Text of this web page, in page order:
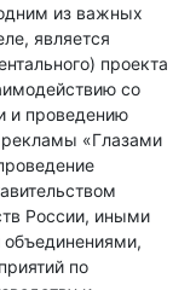
из важных
является
проекта
со
и проведению
рекламы «Глазами
России, иными
по